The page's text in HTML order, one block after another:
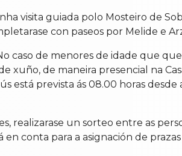
visita guiada polo Mosteiro de
con paseos por Melide e
caso de menores de idade que
xuño, de maneira presencial na
está prevista ás 08.00 horas
realizarase un sorteo entre as
conta para a asignación de